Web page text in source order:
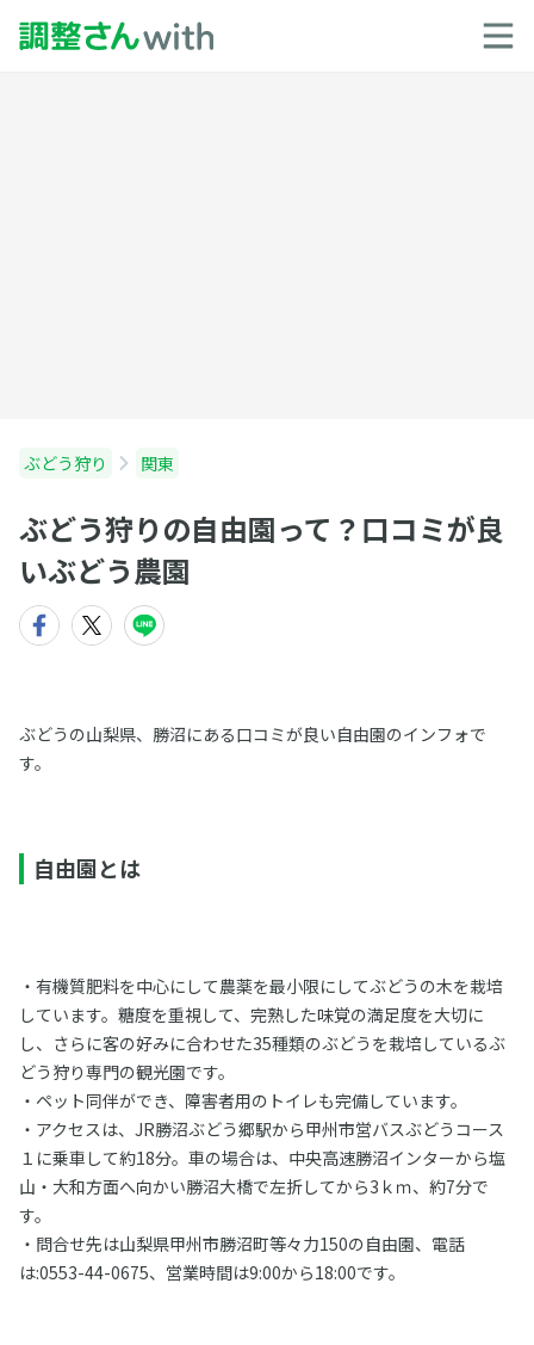
ぶどう狩り 関東
ぶどう狩りの自由園って？口コミが良
いぶどう農園
ぶどうの山梨県、勝沼にある口コミが良い自由園のインフォで
す。
自由園とは
・有機質肥料を中心にして農薬を最小限にしてぶどうの木を栽培
しています。糖度を重視して、完熟した味覚の満足度を大切に
し、さらに客の好みに合わせた35種類のぶどうを栽培しているぶ
どう狩り専門の観光園です。
・ペット同伴ができ、障害者用のトイレも完備しています。
・アクセスは、JR勝沼ぶどう郷駅から甲州市営バスぶどうコース
１に乗車して約18分。車の場合は、中央高速勝沼インターから塩
山・大和方面へ向かい勝沼大橋で左折してから3ｋｍ、約7分で
す。
・問合せ先は山梨県甲州市勝沼町等々力150の自由園、電話
は:0553-44-0675、営業時間は9:00から18:00です。